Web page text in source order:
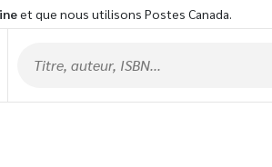
et que nous utilisons Postes Canada.